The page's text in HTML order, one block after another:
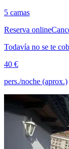
5 camas
Reserva online
Todavía no se te
40 €
pers./noche (aprox.)